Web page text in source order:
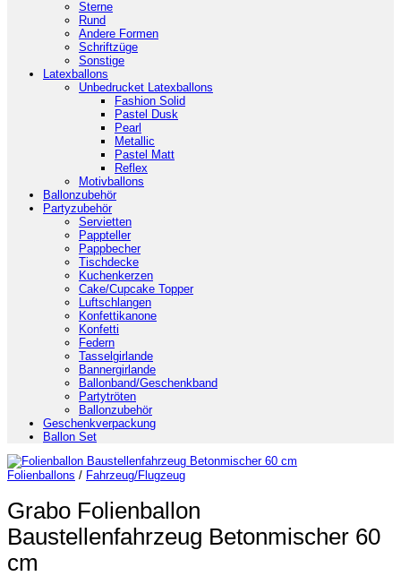
Sterne
Rund
Andere Formen
Schriftzüge
Sonstige
Latexballons
Unbedrucket Latexballons
Fashion Solid
Pastel Dusk
Pearl
Metallic
Pastel Matt
Reflex
Motivballons
Ballonzubehör
Partyzubehör
Servietten
Pappteller
Pappbecher
Tischdecke
Kuchenkerzen
Cake/Cupcake Topper
Luftschlangen
Konfettikanone
Konfetti
Federn
Tasselgirlande
Bannergirlande
Ballonband/Geschenkband
Partytröten
Ballonzubehör
Geschenkverpackung
Ballon Set
Folienballons / Fahrzeug/Flugzeug
Grabo Folienballon
Baustellenfahrzeug Betonmischer 60
cm